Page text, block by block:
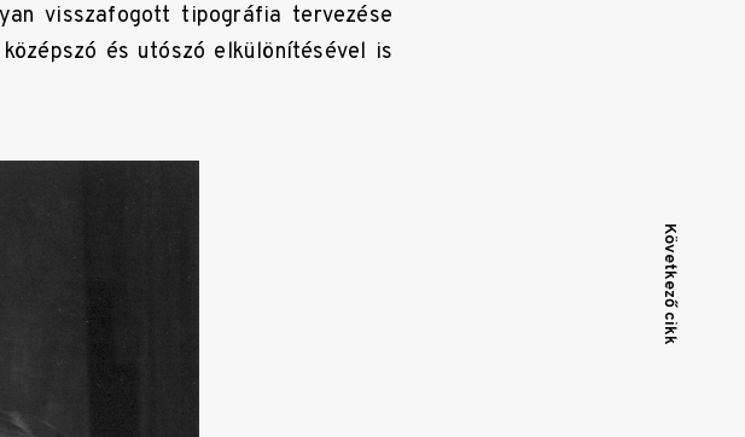
visszafogott tipográfia tervezése
és utószó elkülönítésével is
Következő cikk